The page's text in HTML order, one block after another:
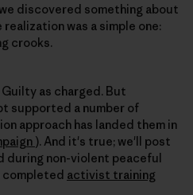
discovered something about
was a simple one:
crooks.
as charged. But
supported a number of
approach has landed them in
). And it's true; we'll post
during non-violent peaceful
activist training